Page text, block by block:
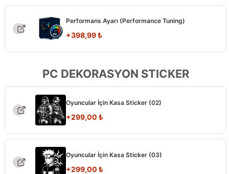
Performans Ayarı (Performance Tuning)
+398,99₺
PC DEKORASYON STICKER
Oyuncular İçin Kasa Sticker (02)
+299,00 ₺
Oyuncular İçin Kasa Sticker (03)
+299,00 ₺